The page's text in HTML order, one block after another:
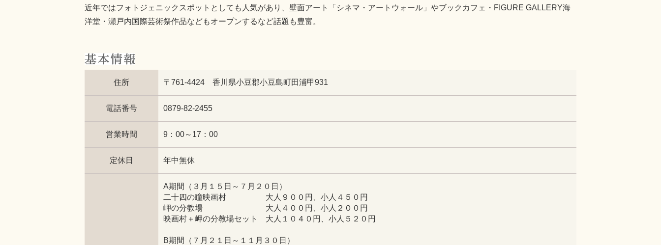
近年ではフォトジェニックスポットとしても人気があり、壁面アート「シネマ・アートウォール」やブックカフェ・FIGURE GALLERY海
洋堂・瀬戸内国際芸術祭作品などもオープンするなど話題も豊富。
住所 〒761-4424 香川県小豆郡小豆島町田浦甲931
電話番号 0879-82-2455
営業時間 9：00～17：00
定休日 年中無休
A期間（３月１５日～７月２０日）
二十四の瞳映画村 大人９００円、小人４５０円
岬の分教場 大人４００円、小人２００円
映画村＋岬の分教場セット 大人１０４０円、小人５２０円
B期間（７月２１日～１１月３０日）